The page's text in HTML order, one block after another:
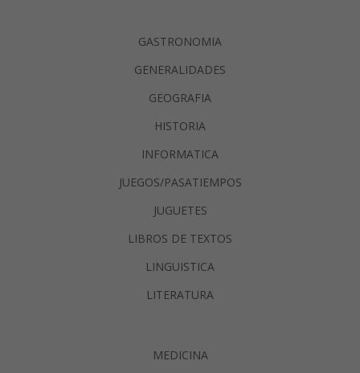
GASTRONOMIA
GENERALIDADES
GEOGRAFIA
HISTORIA
INFORMATICA
JUEGOS/PASATIEMPOS
JUGUETES
LIBROS DE TEXTOS
LINGUISTICA
LITERATURA
MEDICINA